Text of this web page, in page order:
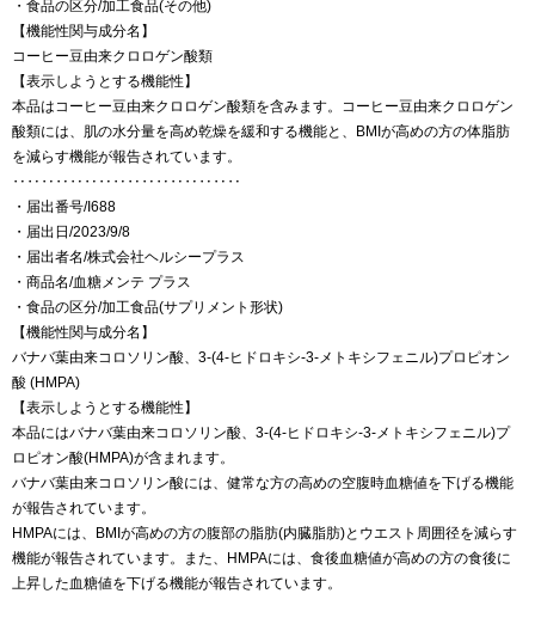
・食品の区分/加工食品(その他)
【機能性関与成分名】
コーヒー豆由来クロロゲン酸類
【表示しようとする機能性】
本品はコーヒー豆由来クロロゲン酸類を含みます。コーヒー豆由来クロロゲン
酸類には、肌の水分量を高め乾燥を緩和する機能と、BMIが高めの方の体脂肪
を減らす機能が報告されています。
‥‥‥‥‥‥‥‥‥‥‥‥‥‥‥‥
・届出番号/I688
・届出日/2023/9/8
・届出者名/株式会社ヘルシープラス
・商品名/血糖メンテ プラス
・食品の区分/加工食品(サプリメント形状)
【機能性関与成分名】
バナバ葉由来コロソリン酸、3-(4-ヒドロキシ-3-メトキシフェニル)プロピオン
酸 (HMPA)
【表示しようとする機能性】
本品にはバナバ葉由来コロソリン酸、3-(4-ヒドロキシ-3-メトキシフェニル)プ
ロピオン酸(HMPA)が含まれます。
バナバ葉由来コロソリン酸には、健常な方の高めの空腹時血糖値を下げる機能
が報告されています。
HMPAには、BMIが高めの方の腹部の脂肪(内臓脂肪)とウエスト周囲径を減らす
機能が報告されています。また、HMPAには、食後血糖値が高めの方の食後に
上昇した血糖値を下げる機能が報告されています。